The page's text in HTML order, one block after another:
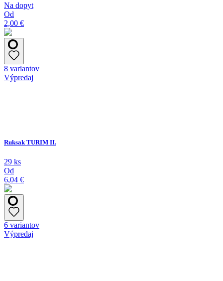
Na dopyt
Od
2,00 €
8 variantov
Výpredaj
Ruksak TURIM II.
29 ks
Od
6,04 €
6 variantov
Výpredaj